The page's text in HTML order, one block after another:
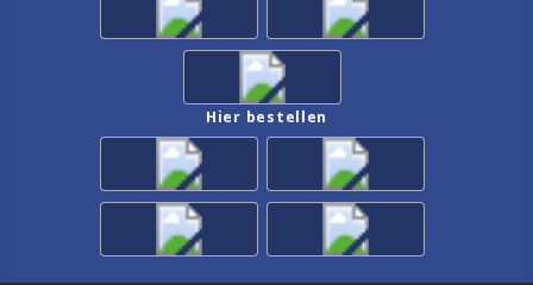
Hier bestellen